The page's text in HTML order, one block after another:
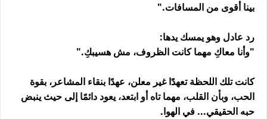
بينا أقوى من المسافات."
رد عادل وهو يمسك يدها:
"وأنا معاكِ مهما كانت الظروف، مش هسيبكِ."
كانت تلك اللحظة تعهدًا غير معلن، عهدًا بنقاء المشاعر، بقوة
الحب، وبأن القلب، مهما تاه أو ابتعد، يعود دائمًا إلى حيث ينبض
حبه الحقيقي... في الهوا.